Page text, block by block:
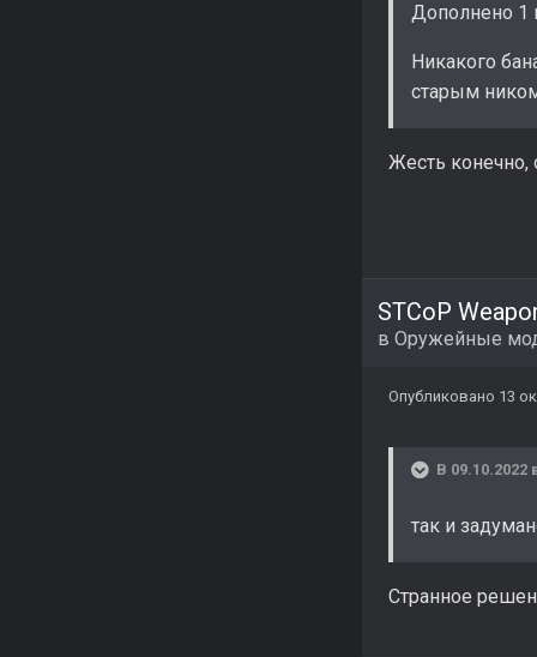
Дополнено 1
Никакого
старым
Жесть конечно,
STCoP
в Оружейные
Опубликовано 13
В 09.10.2022
так и
Странное